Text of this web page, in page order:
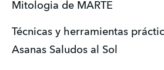
Mitologia de MARTE
Técnicas y herramientas
Asanas Saludos al Sol